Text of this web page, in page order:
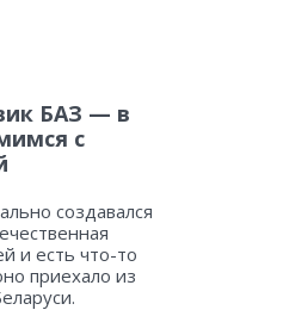
БАЗ — в
с
создавался
и есть что-то
приехало из